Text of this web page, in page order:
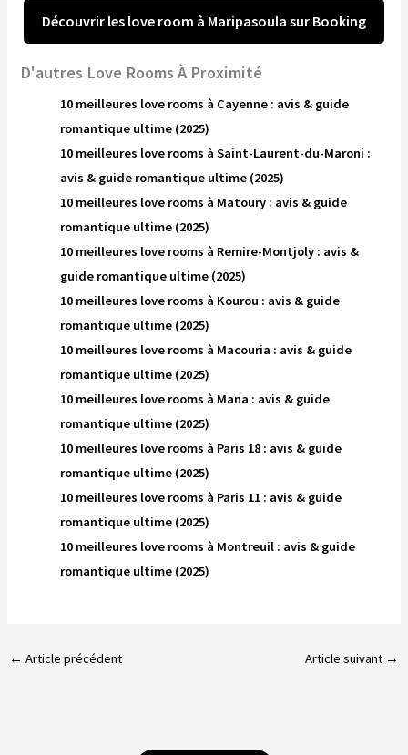
Découvrir les love room à Maripasoula sur Booking
D'autres Love Rooms À Proximité
10 meilleures love rooms à Cayenne : avis & guide
romantique ultime (2025)
10 meilleures love rooms à Saint-Laurent-du-Maroni :
avis & guide romantique ultime (2025)
10 meilleures love rooms à Matoury : avis & guide
romantique ultime (2025)
10 meilleures love rooms à Remire-Montjoly : avis &
guide romantique ultime (2025)
10 meilleures love rooms à Kourou : avis & guide
romantique ultime (2025)
10 meilleures love rooms à Macouria : avis & guide
romantique ultime (2025)
10 meilleures love rooms à Mana : avis & guide
romantique ultime (2025)
10 meilleures love rooms à Paris 18 : avis & guide
romantique ultime (2025)
10 meilleures love rooms à Paris 11 : avis & guide
romantique ultime (2025)
10 meilleures love rooms à Montreuil : avis & guide
romantique ultime (2025)
← Article précédent Article suivant →